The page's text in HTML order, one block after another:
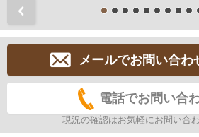
メールでお問い合わ
電話でお問い合
現況の確認はお気軽にお問い合